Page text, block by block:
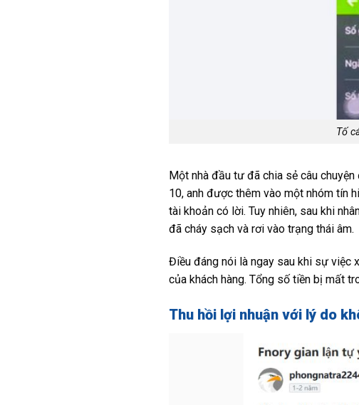
Tố
Một nhà đầu tư đã chia sẻ câu
10, anh được thêm vào một nhóm tín
tài khoản có lời. Tuy nhiên, sau khi
đã cháy sạch và rơi vào trạng thái âm.
Điều đáng nói là ngay sau khi sự việc
của khách hàng. Tổng số tiền bị mất
Thu hồi lợi nhuận với lý do